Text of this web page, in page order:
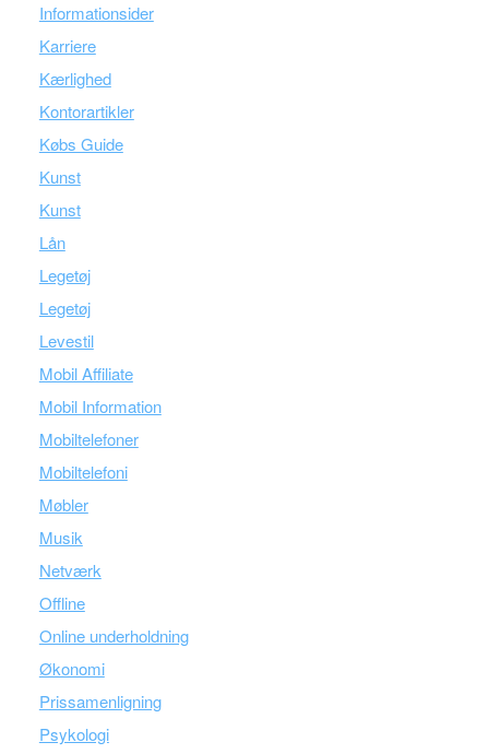
Informationsider
Karriere
Kærlighed
Kontorartikler
Købs Guide
Kunst
Kunst
Lån
Legetøj
Legetøj
Levestil
Mobil Affiliate
Mobil Information
Mobiltelefoner
Mobiltelefoni
Møbler
Musik
Netværk
Offline
Online underholdning
Økonomi
Prissamenligning
Psykologi